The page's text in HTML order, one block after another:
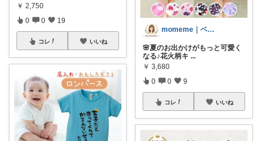
￥ 2,750
0 0 19
コレ いいね
momeme｜ベビー&キッズ専門店
🌸夏のお出かけがもっと可愛く
なる♪花火柄キ ...
￥ 3,680
0 0 9
コレ いいね